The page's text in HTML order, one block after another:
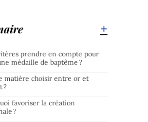
prendre en compte pour
médaille de baptême ?
matière choisir entre or et
?
favoriser la création
?